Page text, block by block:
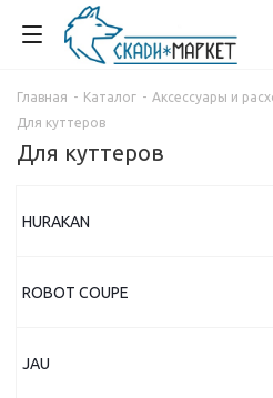
Главная - Каталог - Аксессуары и
Для куттеров
Для куттеров
HURAKAN
ROBOT COUPE
JAU